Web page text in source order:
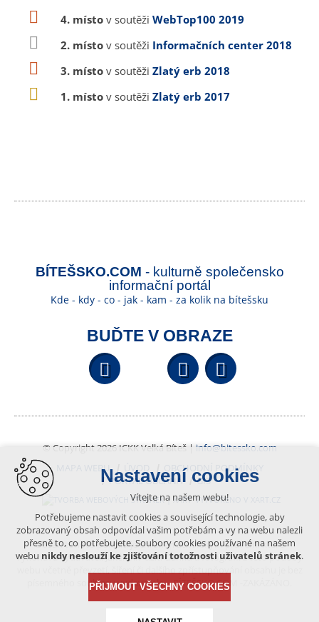
4. místo v soutěži WebTop100 2019
2. místo v soutěži Informačních center 2018
3. místo v soutěži Zlatý erb 2018
1. místo v soutěži Zlatý erb 2017
BÍTEŠSKO.COM - kulturně společensko
informační portál
Kde - kdy - co - jak - kam - za kolik na bítešsku
BUĎTE V OBRAZE
Facebook YouTube
© Copyright 2026 ICKK Velká Bíteš | info@bitessko.com
MAPA WEBU
ÚVOD
OBCHODNÍ PODMÍNKY
PORTÁL OBČANA
GIS
VYTVOŘENO V XART.CZ
Obsah tohoto portálu je chráněn autorským právem, které
vykonává vydavatel. Jakékoliv užití článků a fotografií z této podoby
písemného souhlasu vydavatele – BÍTEŠSKO.COM -ZAKÁZÁNO.
Nastavení cookies
Vítejte na našem webu!
Potřebujeme nastavit cookies a související technologie, aby
zobrazovaný obsah odpovídal vašim potřebám a vy na webu nalezli
přesně to, co potřebujete. Soubory cookies používané na našem
webu nikdy neslouží ke zjišťování totožnosti uživatelů stránek.
PŘIJMOUT VŠECHNY COOKIES